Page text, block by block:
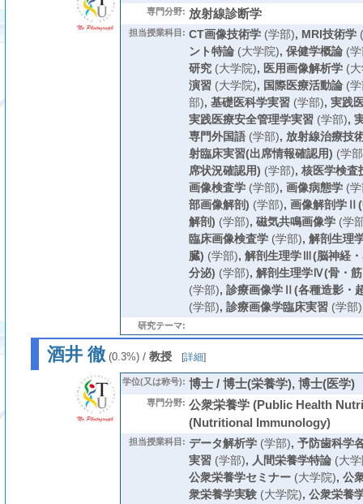
専門分野: 放射線診断学
担当授業科目: CT画像技術学(学部), MRI技術学(
ント特論(大学院), 保健学概論(学
研究(大学院), 医用画像解析学(大
演習(大学院), 国際医療活動論(学
部), 基礎医科学実習(学部), 実践
実践医療安全管理学実習(学部),
専門外国語(学部), 放射線治療技
射臨床実習(出席情報確認用) (学
席状況確認用) (学部), 核医学検査
画像検査学(学部), 画像病態学(学
部画像解剖) (学部), 画像解剖学Ⅱ(
解剖) (学部), 磁気共鳴画像学(学
臨床画像検査学(学部), 解剖生理
臓) (学部), 解剖生理学Ⅲ(脳神経
分泌) (学部), 解剖生理学Ⅳ(骨・
(学部), 診療画像学Ⅱ(各種造影・
(学部), 診療画像学臨床実習(学部)
研究テーマ:
酒井 徹(0.3%)/ 教授 [詳細]
学位(又は称号): 博士 / 博士(栄養学), 博士(医学)
専門分野: 公衆栄養学 (Public Health
(Nutritional Immunology)
担当授業科目: データ解析学(学部), 予防歯科学
実習(学部), 人間栄養学特論(大学
公衆栄養学セミナー(大学院), 公
衆栄養学実験(大学院), 公衆栄養